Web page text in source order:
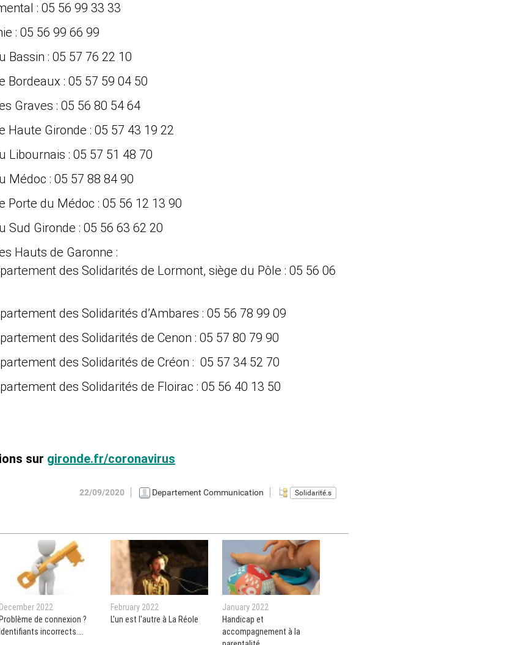
: 05 56 99 33 33
: 05 56 99 66 99
Bassin : 05 57 76 22 10
Bordeaux : 05 57 59 04 50
Graves : 05 56 80 54 64
Haute Gironde : 05 57 43 19 22
Libournais : 05 57 51 48 70
Médoc : 05 57 88 84 90
Porte du Médoc : 05 56 12 13 90
Sud Gironde : 05 56 63 62 20
Hauts de Garonne :
des Solidarités de Lormont, siège du Pôle : 05 56 06
des Solidarités d’Ambares : 05 56 78 99 09
des Solidarités de Cenon : 05 57 80 79 90
des Solidarités de Créon : 05 57 34 52 70
des Solidarités de Floirac : 05 56 40 13 50
sur gironde.fr/coronavirus
22/09/2020 Departement Communication Solidarité.s
December 2022
Problème de connexion ?
Identifiants incorrects....
February 2022
L'un est l'autre à La Réole
January 2022
Handicap et
accompagnement à la